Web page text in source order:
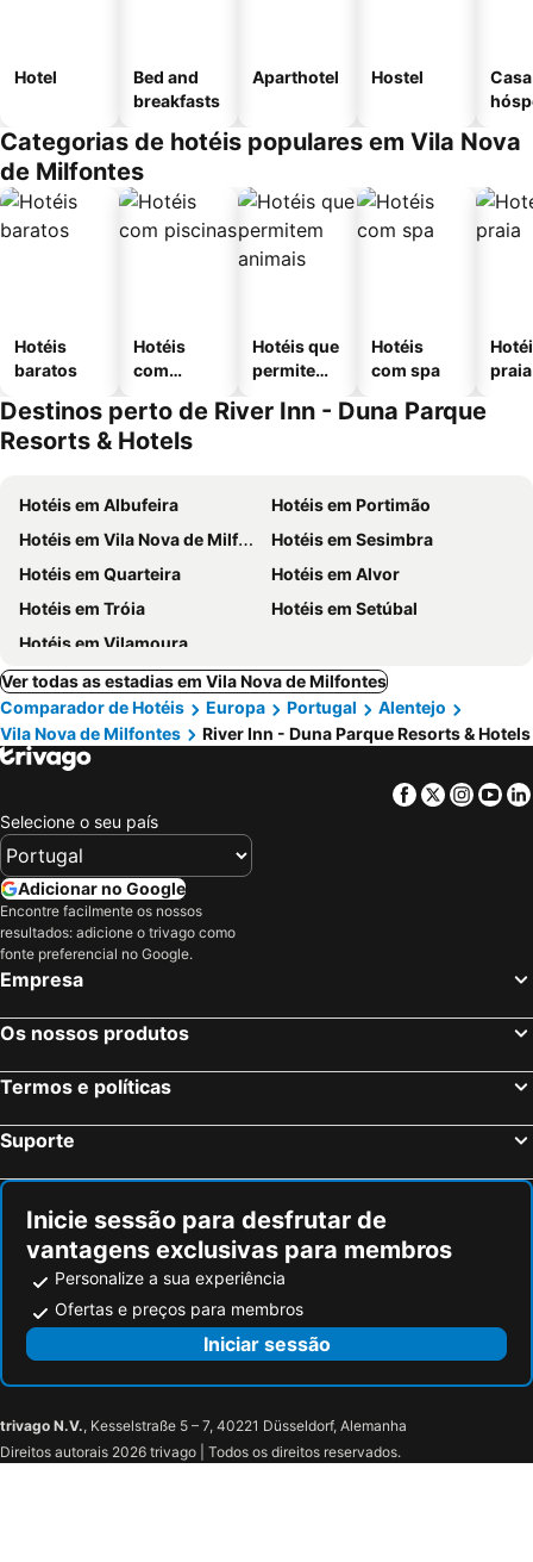
Hotel
Bed and
breakfasts
Aparthotel Hostel
Categorias de hotéis populares em Vila Nova
de Milfontes
Hotéis
baratos
Hotéis
com
Hotéis que
permitem
Hotéis
com spa
praia
Destinos perto de River Inn - Duna Parque
Resorts & Hotels
Hotéis em Albufeira
Hotéis em Portimão
Hotéis em Vila Nova de Milfontes
Hotéis em Sesimbra
Hotéis em Quarteira
Hotéis em Alvor
Hotéis em Tróia
Hotéis em Setúbal
Hotéis em Vilamoura
Ver todas as estadias em Vila Nova de Milfontes
Comparador de Hotéis
Europa Portugal
Alentejo
Vila Nova de Milfontes
River Inn - Duna Parque Resorts & Hotels
Facebook
Twitter
Selecione o seu país
Adicionar no Google
Encontre facilmente os nossos
resultados: adicione o trivago como
fonte preferencial no Google.
Empresa
Os nossos produtos
Termos e políticas
Suporte
Inicie sessão para desfrutar de
vantagens exclusivas para membros
Personalize a sua experiência
Ofertas e preços para membros
Iniciar sessão
trivago N.V., Kesselstraße 5 – 7, 40221 Düsseldorf, Alemanha
Direitos autorais 2026 trivago | Todos os direitos reservados.